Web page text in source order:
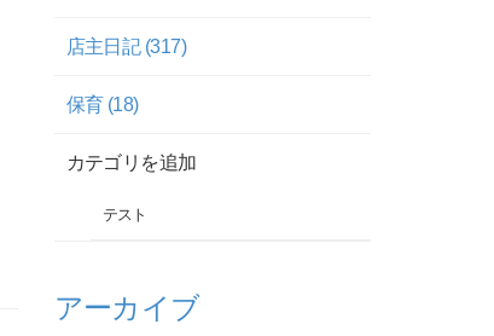
店主日記 (317)
保育 (18)
カテゴリを追加
テスト
アーカイブ